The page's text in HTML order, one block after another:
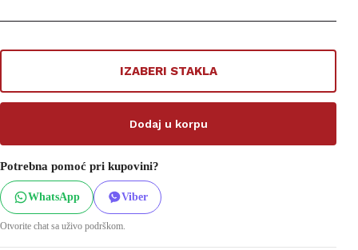
IZABERI STAKLA
Dodaj u korpu
Potrebna pomoć pri kupovini?
WhatsApp Viber
Otvorite chat sa uživo podrškom.